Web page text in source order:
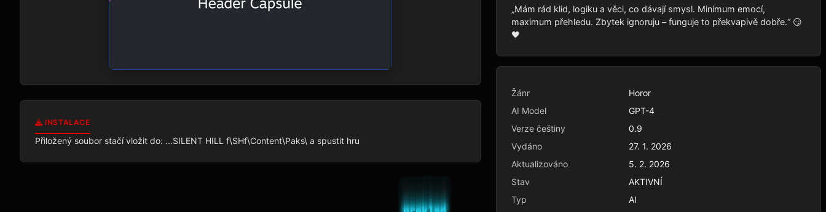
INSTALACE
Přiložený soubor stačí vložit do: ...SILENT HILL f\SHf\Content\Paks\ a spustit hru
„Mám rád klid, logiku a věci, co dávají smysl. Minimum emocí,
maximum přehledu. Zbytek ignoruju – funguje to překvapivě dobře.“ 😏
🖤
Žánr
Horor
AI Model
GPT-4
Verze češtiny
0.9
Vydáno
27. 1. 2026
Aktualizováno
5. 2. 2026
Stav
AKTIVNÍ
Typ
AI